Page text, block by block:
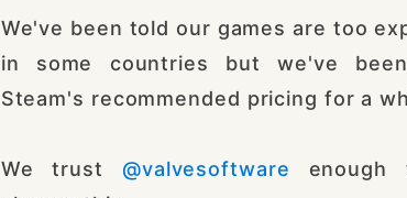
We've been told our games are too
in some countries but we've
Steam's recommended pricing for a
We trust @valvesoftware enough